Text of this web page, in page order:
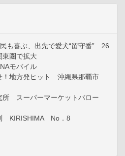
喜ぶ、出先で愛犬“留守番” 26
東圏で拡大
モバイル
！地方発ヒット 沖縄県那覇市
所 スーパーマーケットバロー
KIRISHIMA No．8